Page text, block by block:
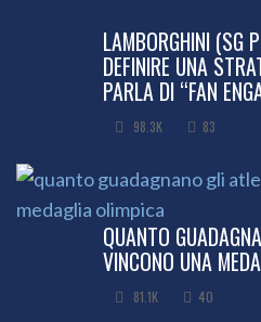
LAMBORGHINI (SG
DEFINIRE UNA
PARLA DI “FAN
98.3K 83
QUANTO
VINCONO UNA
81.1K 40